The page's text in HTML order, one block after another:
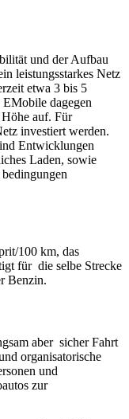
und der Aufbau
leis­tungsstarkes Netz
etwa 3 bis 5
dagegen
auf. Für
investiert werden.
Entwicklun­gen
Laden, sowie
100 km, das
für die selbe Strecke
Benzin.
aber sicher Fahrt
organisatorische
und
zur